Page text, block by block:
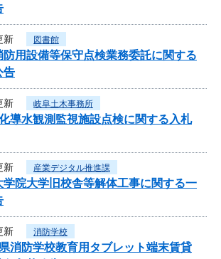
新 図書館
用設備等保守点検業務委託に関する
告
新 岐阜土木事務所
導水観測監視施設点検に関する入札
新 産業デジタル推進課
院大学旧校舎等解体工事に関する一
新 消防学校
消防学校教育用タブレット端末賃貸